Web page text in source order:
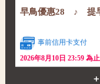
早鳥優惠28 ♪ 提
事前信用卡支付
2026年8月10日 23:59 為